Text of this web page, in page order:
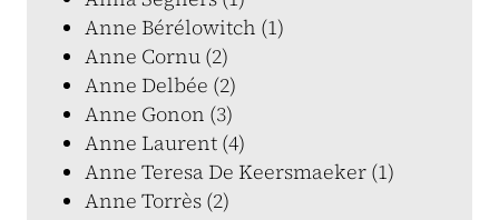
Anne Bérélowitch (1)
Anne Cornu (2)
Anne Delbée (2)
Anne Gonon (3)
Anne Laurent (4)
Anne Teresa De Keersmaeker (1)
Anne Torrès (2)